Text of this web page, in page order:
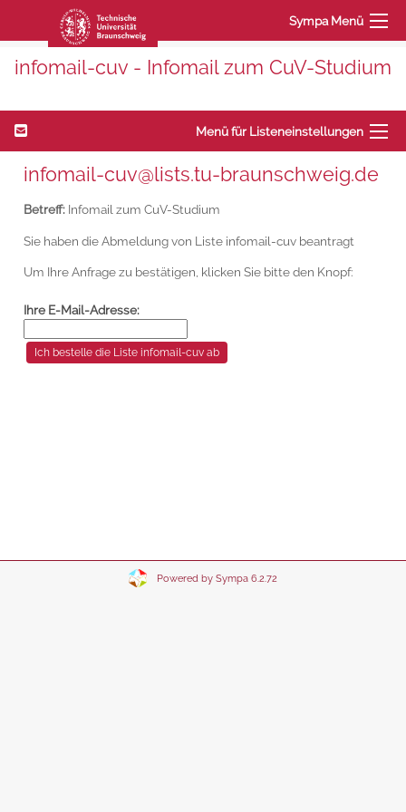
Sympa Menü
infomail-cuv - Infomail zum CuV-Studium
Menü für Listeneinstellungen
infomail-cuv@lists.tu-braunschweig.de
Betreff: Infomail zum CuV-Studium
Sie haben die Abmeldung von Liste infomail-cuv beantragt
Um Ihre Anfrage zu bestätigen, klicken Sie bitte den Knopf:
Ihre E-Mail-Adresse:
Powered by Sympa 6.2.72